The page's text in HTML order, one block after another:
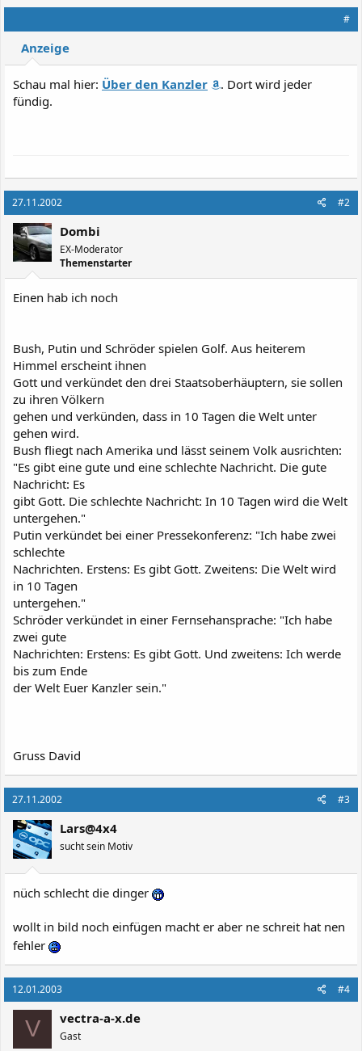
#
Anzeige
Schau mal hier: Über den Kanzler
. Dort wird jeder
fündig.
27.11.2002 #2
Dombi
EX-Moderator
Themenstarter
Einen hab ich noch
Bush, Putin und Schröder spielen Golf. Aus heiterem
Himmel erscheint ihnen
Gott und verkündet den drei Staatsoberhäuptern, sie sollen
zu ihren Völkern
gehen und verkünden, dass in 10 Tagen die Welt unter
gehen wird.
Bush fliegt nach Amerika und lässt seinem Volk ausrichten:
"Es gibt eine gute und eine schlechte Nachricht. Die gute
Nachricht: Es
gibt Gott. Die schlechte Nachricht: In 10 Tagen wird die Welt
untergehen."
Putin verkündet bei einer Pressekonferenz: "Ich habe zwei
schlechte
Nachrichten. Erstens: Es gibt Gott. Zweitens: Die Welt wird
in 10 Tagen
untergehen."
Schröder verkündet in einer Fernsehansprache: "Ich habe
zwei gute
Nachrichten: Erstens: Es gibt Gott. Und zweitens: Ich werde
bis zum Ende
der Welt Euer Kanzler sein."
Gruss David
27.11.2002 #3
Lars@4x4
sucht sein Motiv
nüch schlecht die dinger
wollt in bild noch einfügen macht er aber ne schreit hat nen
fehler
12.01.2003 #4
V vectra-a-x.de
Gast